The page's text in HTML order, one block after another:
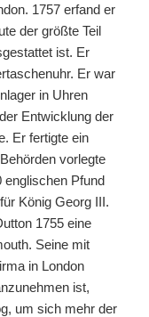
1757 erfand er
der größte Teil
ist. Er
Er war
in Uhren
Entwicklung der
Er fertigte ein
vorlegte
englischen Pfund
König Georg III.
1755 eine
Seine mit
in London
ist,
um sich mehr der